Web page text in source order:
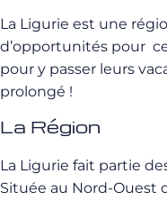
La Ligurie est une
d’opportunités pour
pour y passer leurs
prolongé !
La Région
La Ligurie fait partie
Située au Nord-Ouest